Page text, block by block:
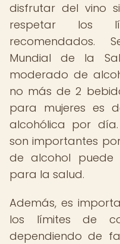
disfrutar del vino
respetar los
recomendados.
Mundial de la
moderado de
no más de 2
para mujeres es
alcohólica por día.
son importantes
de alcohol puede
para la salud.
Además, es
los límites de
dependiendo de